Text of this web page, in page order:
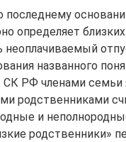
последнему
определяет
неоплачиваемый
названного
СК РФ членами семьи
родственниками
и
родственники»